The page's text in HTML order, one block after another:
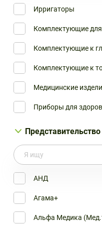
Nihon Seimitsu Sokki
Nissei
OK Biotech Co. Ltd
Omron
Omron Healthcare
Roche Diagnostics
Shenzhen CS
ЕЛАМЕД
САТЕЛЛИТ
Ирригаторы
Комплектующие
Комплектующие к
Комплектующие к
Медицинские
Приборы для
Приборы для
Приборы для
Представительство
АНД
Агама+
Альфа Медика